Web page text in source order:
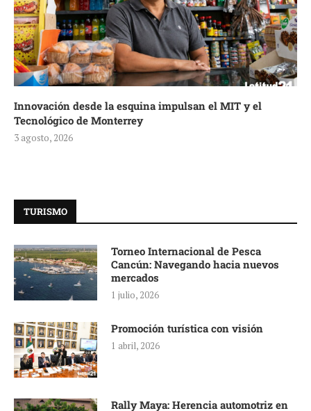
Innovación desde la esquina impulsan el MIT y el
Tecnológico de Monterrey
3 agosto, 2026
TURISMO
Torneo Internacional de Pesca
Cancún: Navegando hacia nuevos
mercados
1 julio, 2026
Promoción turística con visión
1 abril, 2026
Rally Maya: Herencia automotriz en